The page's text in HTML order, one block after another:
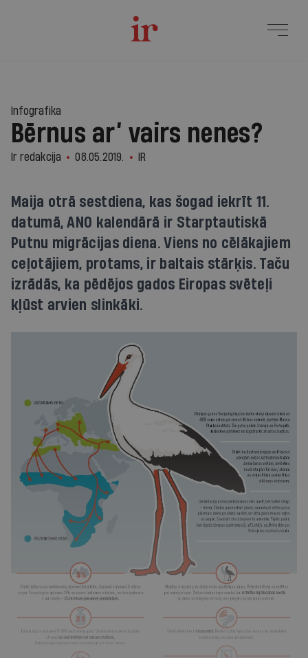
Infografika
Bērnus ar’ vairs nenes?
Ir redakcija 08.05.2019. IR
Maija otrā sestdiena, kas šogad iekrīt 11.
datumā, ANO kalendārā ir Starptautiskā
Putnu migrācijas diena. Viens no cēlākajiem
ceļotājiem, protams, ir baltais stārķis. Taču
izrādās, ka pēdējos gados Eiropas svēteļi
kļūst arvien slinkāki.